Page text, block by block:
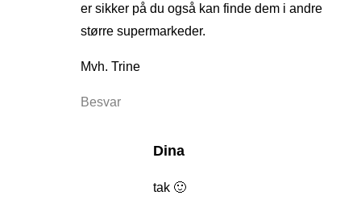
er sikker på du også kan finde dem i andre
større supermarkeder.
Mvh. Trine
Besvar
Dina
tak 🙂